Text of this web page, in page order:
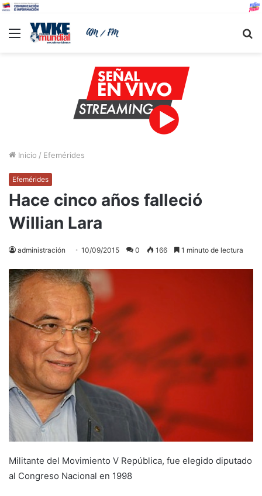
Menu
Inicio / Efemérides
Efemérides
Hace cinco años falleció
Willian Lara
administración 10/09/2015 0 166 1 minuto de lectura
Militante del Movimiento V República, fue elegido diputado
al Congreso Nacional en 1998